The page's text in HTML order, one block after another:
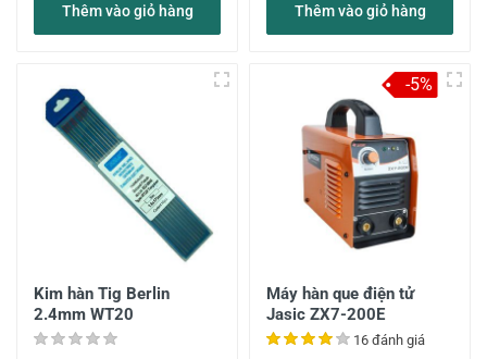
Thêm vào giỏ hàng Thêm vào giỏ hàng
Kim hàn Tig Berlin
2.4mm WT20
Máy hàn que điện tử
Jasic ZX7-200E
16 đánh giá
-5%